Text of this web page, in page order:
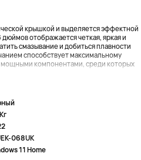
крышкой и выделяется эффектной
отображается четкая, яркая и
смазывание и добиться плавности
способствует максимальному
мощными компонентами, среди которых
068UK
11 Home